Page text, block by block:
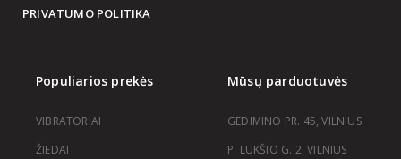
PRIVATUMO POLITIKA
Populiarios prekės
VIBRATORIAI
ŽIEDAI
Mūsų parduotuvės
GEDIMINO PR. 45, VILNIUS
P. LUKŠIO G. 2, VILNIUS